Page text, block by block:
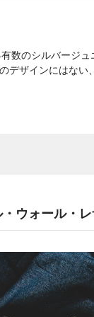
数のシルバージ
ザインにはない
ウォール・